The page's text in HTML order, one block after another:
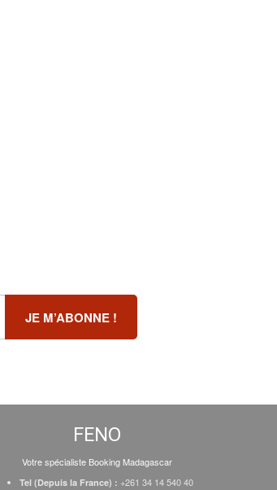
FENO
Votre spécialiste Booking Madagascar
Tel (Depuis la France) : +261 34 14 540 40